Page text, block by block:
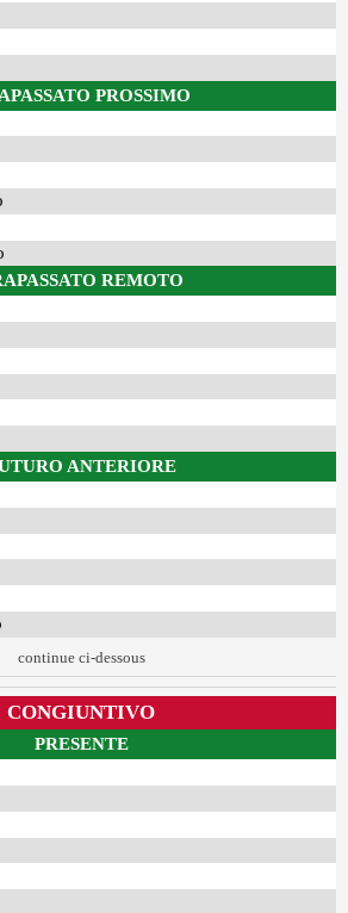
PROSSIMO
REMOTO
ANTERIORE
continue ci-dessous
CONGIUNTIVO
PRESENTE